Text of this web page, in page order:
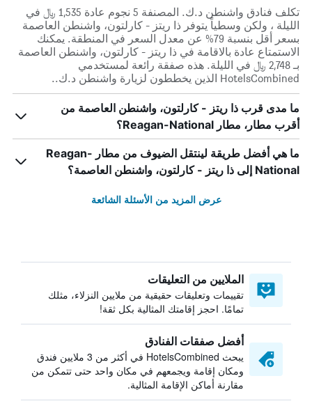
تكلف فنادق واشنطن د.ك. المصنفة 5 نجوم عادة 1,535 ﷼ في
الليلة ، ولكن وسطياً يتوفر ذا ريتز - كارلتون، واشنطن العاصمة
بسعر أقل بنسبة 79% عن معدل السعر في المنطقة. يمكنك
الاستمتاع عادة بالاقامة في ذا ريتز - كارلتون، واشنطن العاصمة
بـ 2,748 ﷼ في الليلة. هذه صفقة رائعة لمستخدمي
HotelsCombined الذين يخططون لزيارة واشنطن د.ك..
ما مدى قرب ذا ريتز - كارلتون، واشنطن العاصمة من
أقرب مطار، مطار Reagan-National؟
ما هي أفضل طريقة لينتقل الضيوف من مطار Reagan-
National إلى ذا ريتز - كارلتون، واشنطن العاصمة؟
عرض المزيد من الأسئلة الشائعة
الملايين من التعليقات
تقييمات وتعليقات حقيقية من ملايين النزلاء، مثلك
تمامًا. احجز إقامتك المثالية بكل ثقة!
أفضل صفقات الفنادق
يبحث HotelsCombined في أكثر من 3 ملايين فندق
ومكان إقامة ويجمعهم في مكان واحد حتى تتمكن من
مقارنة أماكن الإقامة المثالية.